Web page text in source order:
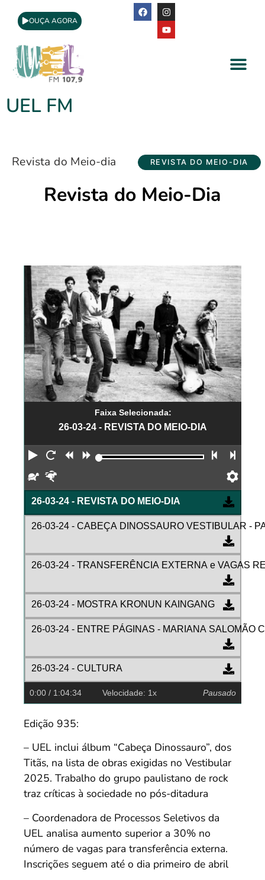
OUÇA AGORA
UEL FM
Revista do Meio-dia REVISTA DO MEIO-DIA
Revista do Meio-Dia
Faixa Selecionada:
26-03-24 - REVISTA DO MEIO-DIA
Reproduzir
Reiniciar
Retroceder
Avançar Faixa
Devagar
26-03-24 - REVISTA DO MEIO-DIA
26-03-24 - CABEÇA DINOSSAURO VESTIBULAR -
26-03-24 - TRANSFERÊNCIA EXTERNA e VAGAS
26-03-24 - MOSTRA KRONUN KAINGANG
26-03-24 - ENTRE PÁGINAS - MARIANA SALOMÃO
26-03-24 - CULTURA
0:00 / 1:04:34 Velocidade: 1x Pausado
Edição 935:
– UEL inclui álbum “Cabeça Dinossauro”, dos
Titãs, na lista de obras exigidas no Vestibular
2025. Trabalho do grupo paulistano de rock
traz críticas à sociedade no pós-ditadura
– Coordenadora de Processos Seletivos da
UEL analisa aumento superior a 30% no
número de vagas para transferência externa.
Inscrições seguem até o dia primeiro de abril